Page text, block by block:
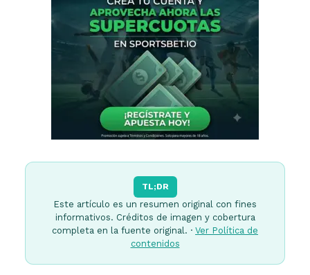
TL;DR
Este artículo es un resumen original con fines
informativos. Créditos de imagen y cobertura
completa en la fuente original. · Ver Política de
contenidos